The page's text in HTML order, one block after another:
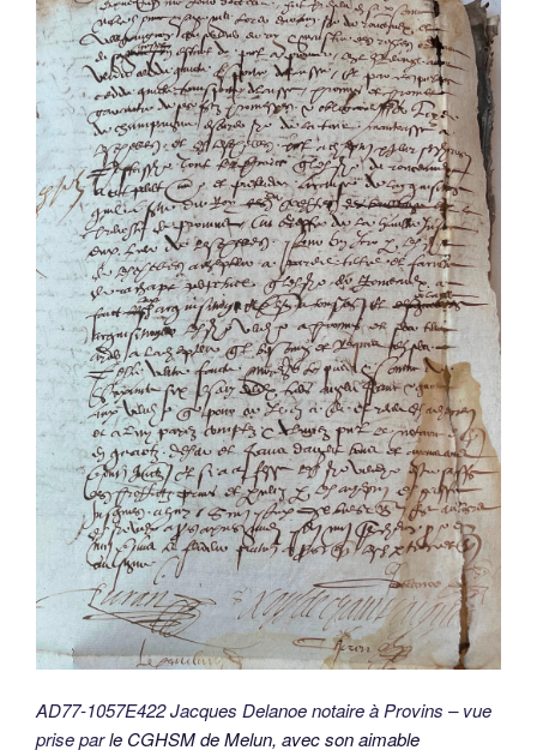
AD77-1057E422 Jacques Delanoe notaire à Provins – vue
prise parle CGHSM de Melun, avec son aimable